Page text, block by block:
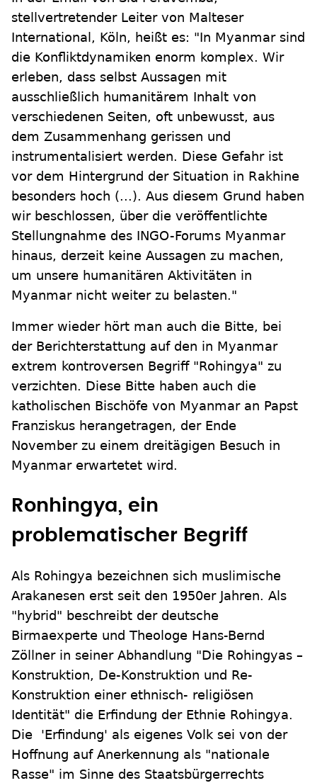
stellvertretender Leiter von Malteser
International, Köln, heißt es: "In Myanmar sind
die Konfliktdynamiken enorm komplex. Wir
erleben, dass selbst Aussagen mit
ausschließlich humanitärem Inhalt von
verschiedenen Seiten, oft unbewusst, aus
dem Zusammenhang gerissen und
instrumentalisiert werden. Diese Gefahr ist
vor dem Hintergrund der Situation in Rakhine
besonders hoch (...). Aus diesem Grund haben
wir beschlossen, über die veröffentlichte
Stellungnahme des INGO-Forums Myanmar
hinaus, derzeit keine Aussagen zu machen,
um unsere humanitären Aktivitäten in
Myanmar nicht weiter zu belasten."
Immer wieder hört man auch die Bitte, bei
der Berichterstattung auf den in Myanmar
extrem kontroversen Begriff "Rohingya" zu
verzichten. Diese Bitte haben auch die
katholischen Bischöfe von Myanmar an Papst
Franziskus herangetragen, der Ende
November zu einem dreitägigen Besuch in
Myanmar erwartetet wird.
Ronhingya, ein
problematischer Begriff
Als Rohingya bezeichnen sich muslimische
Arakanesen erst seit den 1950er Jahren. Als
"hybrid" beschreibt der deutsche
Birmaexperte und Theologe Hans-Bernd
Zöllner in seiner Abhandlung "Die Rohingyas –
Konstruktion, De-Konstruktion und Re-
Konstruktion einer ethnisch- religiösen
Identität" die Erfindung der Ethnie Rohingya.
Die 'Erfindung' als eigenes Volk sei von der
Hoffnung auf Anerkennung als "nationale
Rasse" im Sinne des Staatsbürgerrechts